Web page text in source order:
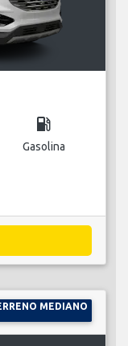
local_gas_station
Gasolina
MEDIANO